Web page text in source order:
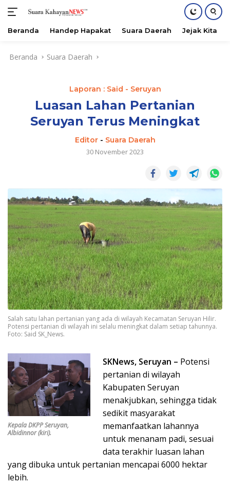
Beranda Handep Hapakat Suara Daerah Jejak Kita
Beranda Suara Daerah
Laporan : Said - Seruyan
Luasan Lahan Pertanian
Seruyan Terus Meningkat
Editor- Suara Daerah
30 November 2023
Salah satu lahan pertanian yang ada di wilayah Kecamatan Seruyan Hilir.
Potensi pertanian di wilayah ini selalu meningkat dalam setiap tahunnya.
Foto: Said SK_News.
Kepala DKPP Seruyan,
Albidinnor (kiri).
SKNews, Seruyan – Potensi
pertanian di wilayah
Kabupaten Seruyan
menakjubkan, sehingga tidak
sedikit masyarakat
memanfaatkan lahannya
untuk menanam padi, sesuai
data terakhir luasan lahan
yang dibuka untuk pertanian mencapai 6000 hektar
lebih.